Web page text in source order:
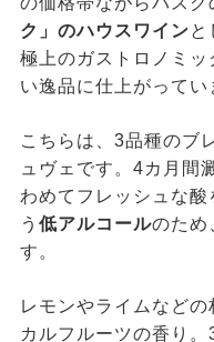
ク」のハウスワインと
極上のガストロノミッ
い逸品に仕上がってい
こちらは、3品種のブ
ュヴェです。4カ月間
わめてフレッシュな
う 低アルコールのため
す。
レモンやライムなど
カルフルーツの香り